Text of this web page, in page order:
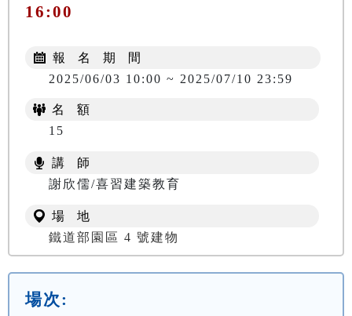
16:00
報 名 期 間
2025/06/03 10:00 ~ 2025/07/10 23:59
名 額
15
講 師
謝欣儒/喜習建築教育
場 地
鐵道部園區 4 號建物
場次: